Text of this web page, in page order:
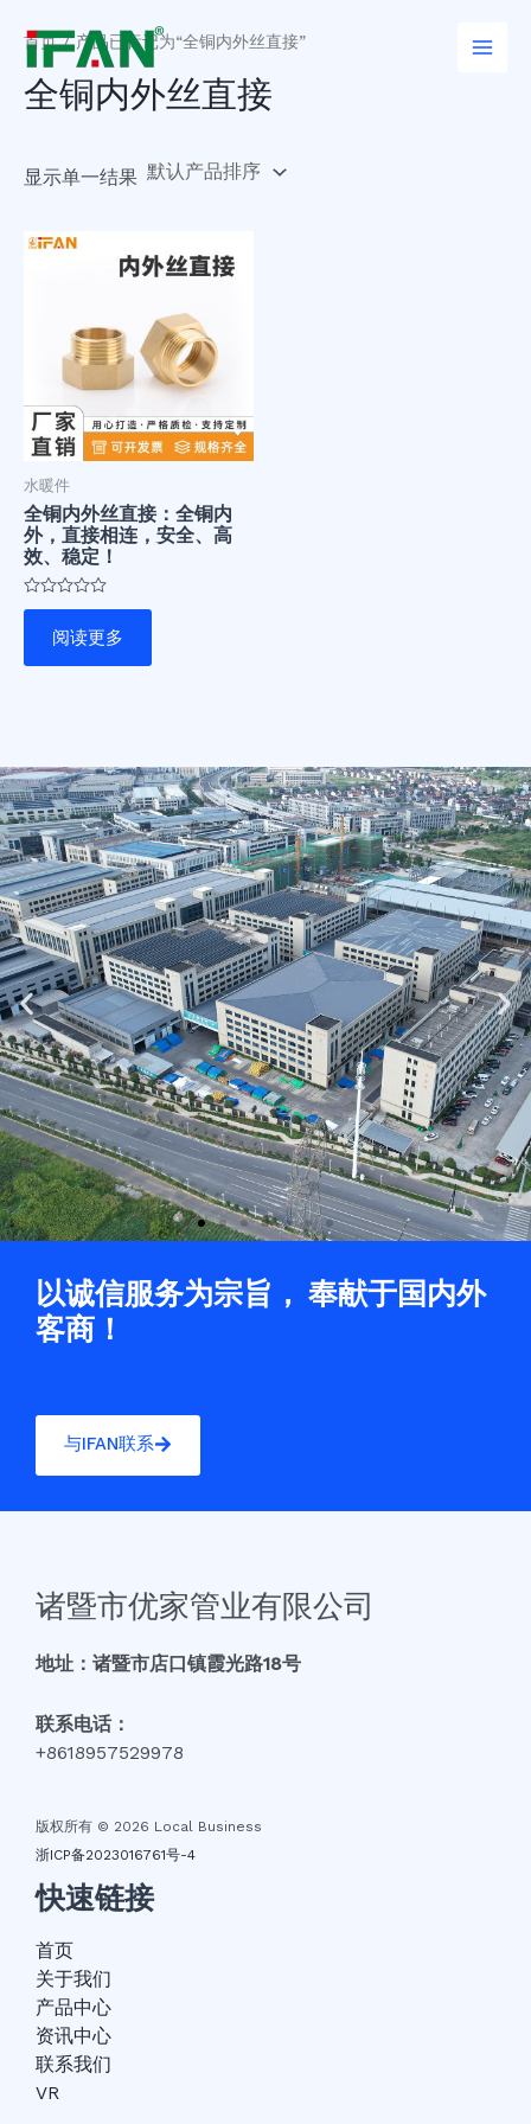
首页/ 产品已标记为“全铜内外丝直接”
全铜内外丝直接
显示单一结果
水暖件
全铜内外丝直接：全铜内
外，直接相连，安全、高
效、稳定！
评
5
阅读更多
Previous
slide
以诚信服务为宗旨， 奉献于国内外
客商！
与IFAN联系
诸暨市优家管业有限公司
地址：诸暨市店口镇霞光路18号
联系电话：
+8618957529978
版权所有 © 2026 Local Business
浙ICP备2023016761号-4
快速链接
首页
关于我们
产品中心
资讯中心
联系我们
VR